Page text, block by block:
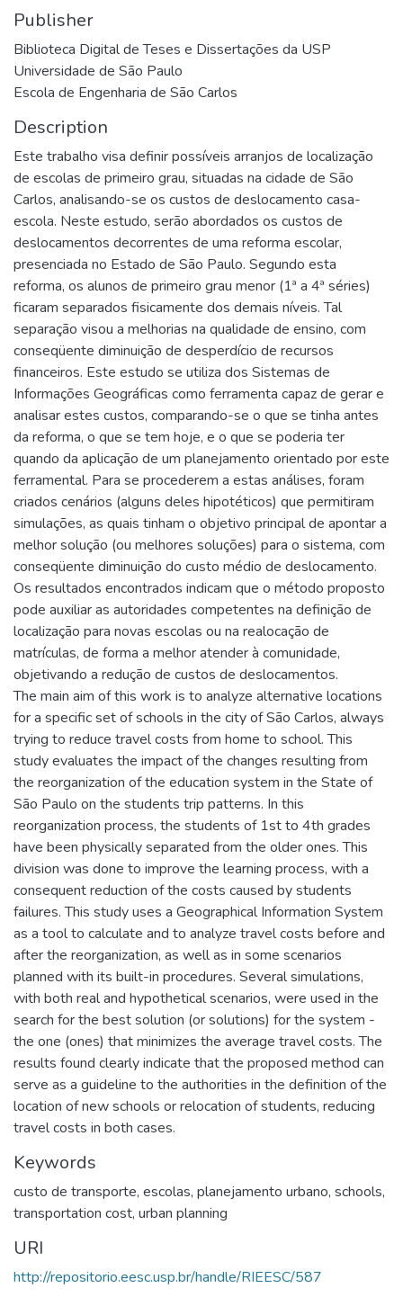
Publisher
Biblioteca Digital de Teses e Dissertações da USP
Universidade de São Paulo
Escola de Engenharia de São Carlos
Description
Este trabalho visa definir possíveis arranjos de localização
de escolas de primeiro grau, situadas na cidade de São
Carlos, analisando-se os custos de deslocamento casa-
escola. Neste estudo, serão abordados os custos de
deslocamentos decorrentes de uma reforma escolar,
presenciada no Estado de São Paulo. Segundo esta
reforma, os alunos de primeiro grau menor (1ª a 4ª séries)
ficaram separados fisicamente dos demais níveis. Tal
separação visou a melhorias na qualidade de ensino, com
conseqüente diminuição de desperdício de recursos
financeiros. Este estudo se utiliza dos Sistemas de
Informações Geográficas como ferramenta capaz de gerar e
analisar estes custos, comparando-se o que se tinha antes
da reforma, o que se tem hoje, e o que se poderia ter
quando da aplicação de um planejamento orientado por este
ferramental. Para se procederem a estas análises, foram
criados cenários (alguns deles hipotéticos) que permitiram
simulações, as quais tinham o objetivo principal de apontar a
melhor solução (ou melhores soluções) para o sistema, com
conseqüente diminuição do custo médio de deslocamento.
Os resultados encontrados indicam que o método proposto
pode auxiliar as autoridades competentes na definição de
localização para novas escolas ou na realocação de
matrículas, de forma a melhor atender à comunidade,
objetivando a redução de custos de deslocamentos.
The main aim of this work is to analyze alternative locations
for a specific set of schools in the city of São Carlos, always
trying to reduce travel costs from home to school. This
study evaluates the impact of the changes resulting from
the reorganization of the education system in the State of
São Paulo on the students trip patterns. In this
reorganization process, the students of 1st to 4th grades
have been physically separated from the older ones. This
division was done to improve the learning process, with a
consequent reduction of the costs caused by students
failures. This study uses a Geographical Information System
as a tool to calculate and to analyze travel costs before and
after the reorganization, as well as in some scenarios
planned with its built-in procedures. Several simulations,
with both real and hypothetical scenarios, were used in the
search for the best solution (or solutions) for the system -
the one (ones) that minimizes the average travel costs. The
results found clearly indicate that the proposed method can
serve as a guideline to the authorities in the definition of the
location of new schools or relocation of students, reducing
travel costs in both cases.
Keywords
custo de transporte, escolas, planejamento urbano, schools,
transportation cost, urban planning
URI
http://repositorio.eesc.usp.br/handle/RIEESC/587